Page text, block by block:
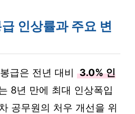
인상률과 주요 변
급은 전년 대비 3.0% 인
8년 만에 최대 인상폭입
공무원의 처우 개선을 위